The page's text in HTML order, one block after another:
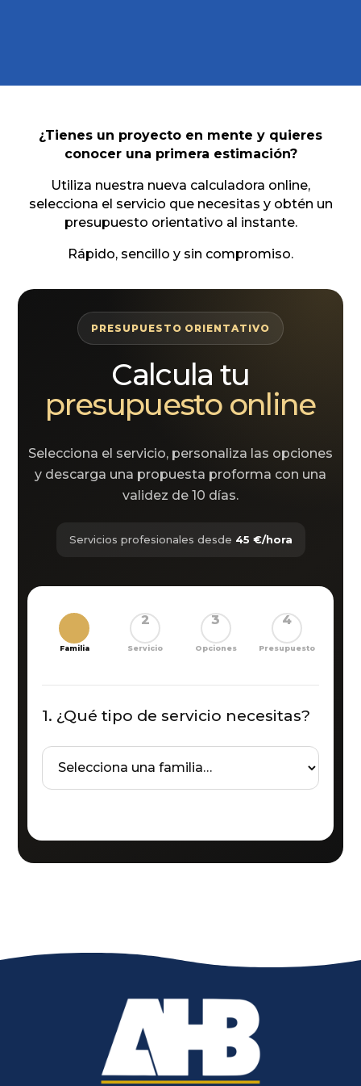
¿Tienes un proyecto en mente y quieres
conocer una primera estimación?
Utiliza nuestra nueva calculadora online,
selecciona el servicio que necesitas y obtén un
presupuesto orientativo al instante.
Rápido, sencillo y sin compromiso.
PRESUPUESTO ORIENTATIVO
Calcula tu
presupuesto online
Selecciona el servicio, personaliza las opciones
y descarga una propuesta proforma con una
validez de 10 días.
Servicios profesionales desde 45 €/hora
Familia
2
Servicio
3
Opciones
4
Presupuesto
1. ¿Qué tipo de servicio necesitas?